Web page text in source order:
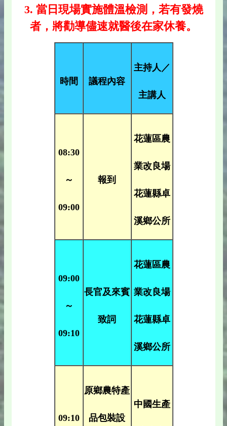
3. 當日現場實施體溫檢測，若有發燒
者，將勸導儘速就醫後在家休養。
時間 議程內容
主持人／
主講人
08:30
～
09:00
報到
花蓮區農
業改良場
花蓮縣卓
溪鄉公所
09:00
～
09:10
長官及來賓
致詞
花蓮區農
業改良場
花蓮縣卓
溪鄉公所
09:10
原鄉農特產
品包裝設
中國生產